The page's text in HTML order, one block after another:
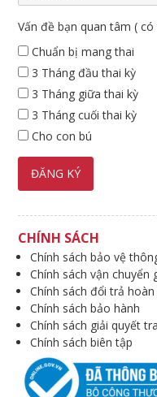
Vấn đề bạn quan tâm (
Chuẩn bị mang thai
3 Tháng đầu thai kỳ
3 Tháng giữa thai kỳ
3 Tháng cuối thai kỳ
Cho con bú
CHÍNH SÁCH
Chính sách bảo vệ
Chính sách vận chuyển
Chính sách đổi trả
Chính sách bảo hành
Chính sách giải quyết
Chính sách biên tập